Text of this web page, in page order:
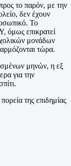
το παρόν, με την
δεν έχουν
Το
όμως επικρατεί
μονάδων
τώρα.
μηνών, η εξ
για την
της επιδημίας